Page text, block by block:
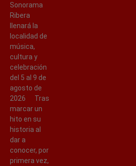
Sonorama
Ribera
llenará la
localidad de
música,
cultura y
celebración
del 5 al 9 de
agosto de
2026 Tras
marcar un
hito en su
historia al
dar a
conocer, por
primera vez,